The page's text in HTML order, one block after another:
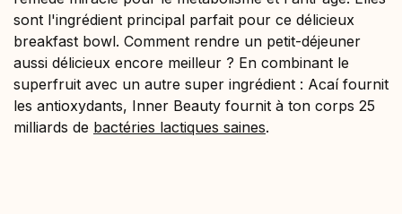
sont l'ingrédient principal parfait pour ce délicieux
breakfast bowl. Comment rendre un petit-déjeuner
aussi délicieux encore meilleur ? En combinant le
superfruit avec un autre super ingrédient : Acaí fournit
les antioxydants, Inner Beauty fournit à ton corps 25
milliards de bactéries lactiques saines.